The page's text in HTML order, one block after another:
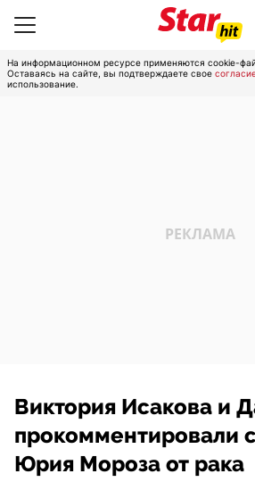
На информационном ресурсе применяются cookie-
Оставаясь на сайте, вы подтверждаете свое
использование.
Виктория Исакова и
прокомментировали
Юрия Мороза от рака